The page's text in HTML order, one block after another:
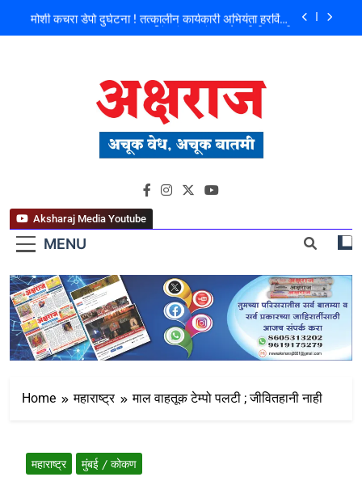
मोशी कचरा डेपो दुर्घटना ! तत्कालीन कार्यकारी अभियंता हरविंदर
सिंग बंसल यांच्या चौकशीची मागणी
पहाटे घरफोड्या, दिवसा चोरी; चोरट्यांचा बिडी कामगार परिसरावर
फ्लॅट विक्रीतील २.६४ कोटींच्या अपहाराचा आरोप; बांधकाम
व्यावसायिक दाम्पत्यावर गुन्हा
मोशी कचरा डेपो दुर्घटना ! तत्कालीन कार्यकारी अभियंता हरविंदर
शिळगावच्या पोलीस पाटलांचे निधन; समाजसेवेचा आधारवड
अक्षराज न्यूज पोर्टल
MENU
Aksharaj Media Youtube
Home महाराष्ट्र माल वाहतूक टेम्पो पलटी ; जीवितहानी नाही
महाराष्ट्र मुंबई / कोकण